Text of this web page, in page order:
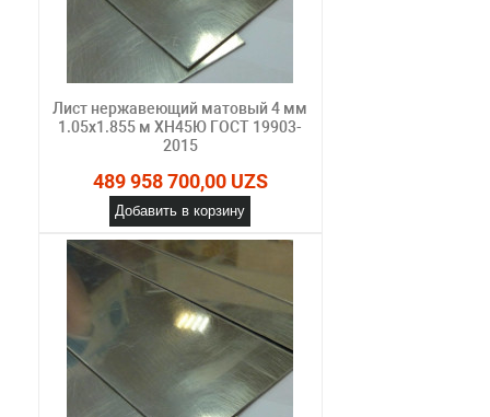
Лист нержавеющий матовый 4 мм
1.05х1.855 м ХН45Ю ГОСТ 19903-
2015
489 958 700,00 UZS
Добавить в корзину